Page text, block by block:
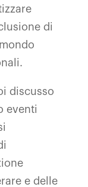
di
discusso
eventi
e delle